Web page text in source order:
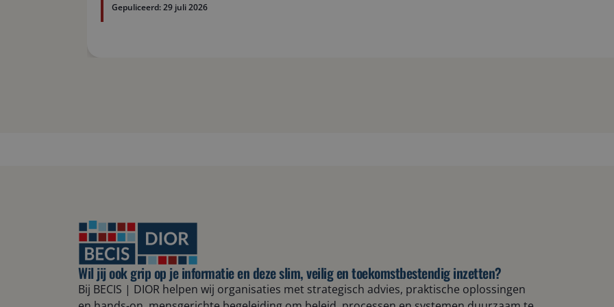
Gepuliceerd:29 juli 2026
Wil jij ook grip op je informatie en deze slim, veilig en toekomstbestendig inzetten?
Bij BECIS | DIOR helpen wij organisaties met strategisch advies, praktische oplossingen